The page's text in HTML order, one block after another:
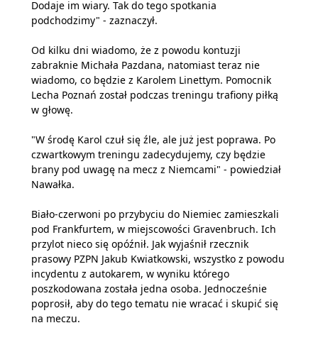
Dodaje im wiary. Tak do tego spotkania
podchodzimy" - zaznaczył.
Od kilku dni wiadomo, że z powodu kontuzji
zabraknie Michała Pazdana, natomiast teraz nie
wiadomo, co będzie z Karolem Linettym. Pomocnik
Lecha Poznań został podczas treningu trafiony piłką
w głowę.
"W środę Karol czuł się źle, ale już jest poprawa. Po
czwartkowym treningu zadecydujemy, czy będzie
brany pod uwagę na mecz z Niemcami" - powiedział
Nawałka.
Biało-czerwoni po przybyciu do Niemiec zamieszkali
pod Frankfurtem, w miejscowości Gravenbruch. Ich
przylot nieco się opóźnił. Jak wyjaśnił rzecznik
prasowy PZPN Jakub Kwiatkowski, wszystko z powodu
incydentu z autokarem, w wyniku którego
poszkodowana została jedna osoba. Jednocześnie
poprosił, aby do tego tematu nie wracać i skupić się
na meczu.